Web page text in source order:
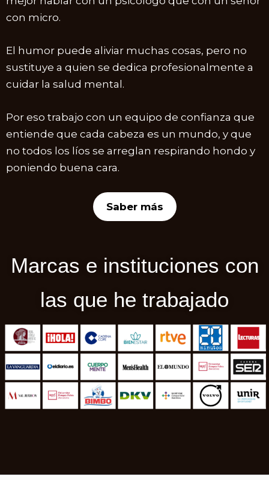
con micro.
El humor puede aliviar muchas cosas, pero no
sustituye a quien se dedica profesionalmente a
cuidar la salud mental.
Por eso trabajo con un equipo de confianza que
entiende que cada cabeza es un mundo, y que
no todos los líos se arreglan respirando hondo y
poniendo buena cara.
Saber más
Marcas e instituciones con
las que he trabajado